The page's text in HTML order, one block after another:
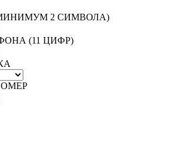
2 СИМВОЛА)
(11 ЦИФР)